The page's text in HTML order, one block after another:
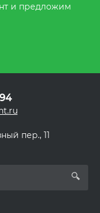
и предложим
пер., 11